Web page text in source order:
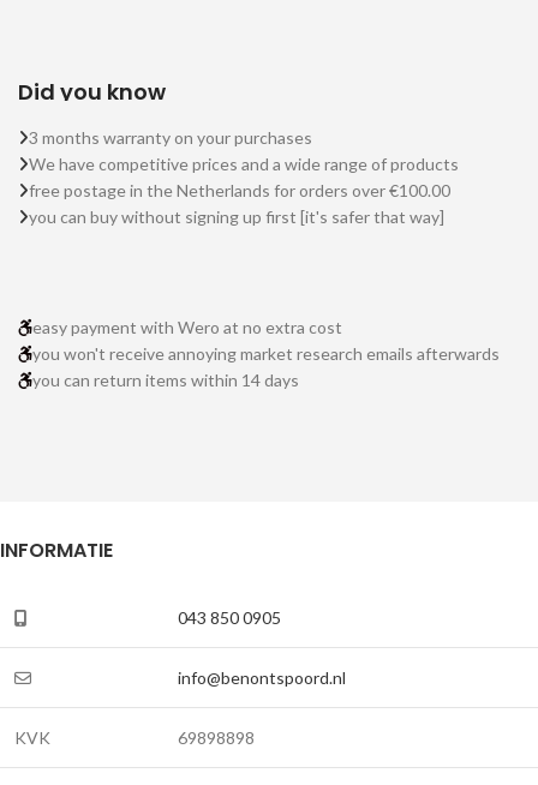
Did you know
3 months warranty on your purchases
We have competitive prices and a wide range of products
free postage in the Netherlands for orders over €100.00
you can buy without signing up first [it's safer that way]
easy payment with Wero at no extra cost
you won't receive annoying market research emails afterwards
you can return items within 14 days
INFORMATIE
043 850 0905
info@benontspoord.nl
KVK 69898898